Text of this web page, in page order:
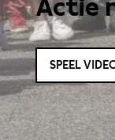
Actie
SPEEL